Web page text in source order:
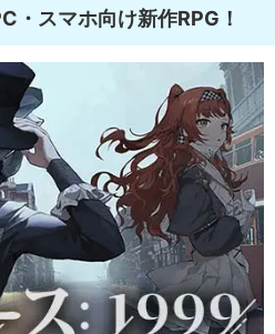
・スマホ向け新作RPG！